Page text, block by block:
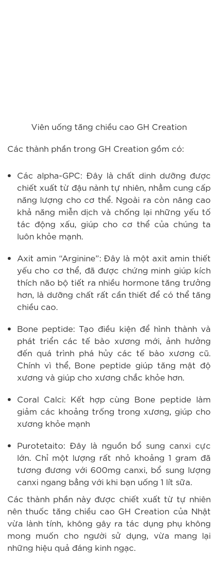
Viên uống tăng chiều cao GH Creation
Các thành phần trong GH Creation gồm có:
Các alpha-GPC: Đây là chất dinh dưỡng được
chiết xuất từ đậu nành tự nhiên, nhằm cung cấp
năng lượng cho cơ thể. Ngoài ra còn nâng cao
khả năng miễn dịch và chống lại những yếu tố
tác động xấu, giúp cho cơ thể của chúng ta
luôn khỏe mạnh.
Axit amin “Arginine”: Đây là một axit amin thiết
yếu cho cơ thể, đã được chứng minh giúp kích
thích não bộ tiết ra nhiều hormone tăng trưởng
hơn, là dưỡng chất rất cần thiết để có thể tăng
chiều cao.
Bone peptide: Tạo điều kiện để hình thành và
phát triển các tế bào xương mới, ảnh hưởng
đến quá trình phá hủy các tế bào xương cũ.
Chính vì thể, Bone peptide giúp tăng mật độ
xương và giúp cho xương chắc khỏe hơn.
Coral Calci: Kết hợp cùng Bone peptide làm
giảm các khoảng trống trong xương, giúp cho
xương khỏe mạnh
Purotetaito: Đây là nguồn bổ sung canxi cực
lớn. Chỉ một lượng rất nhỏ khoảng 1 gram đã
tương đương với 600mg canxi, bổ sung lượng
canxi ngang bằng với khi bạn uống 1 lít sữa.
Các thành phần này được chiết xuất từ tự nhiên
nên thuốc tăng chiều cao GH Creation của Nhật
vừa lành tính, không gây ra tác dụng phụ không
mong muốn cho người sử dụng, vừa mang lại
những hiệu quả đáng kinh ngạc.